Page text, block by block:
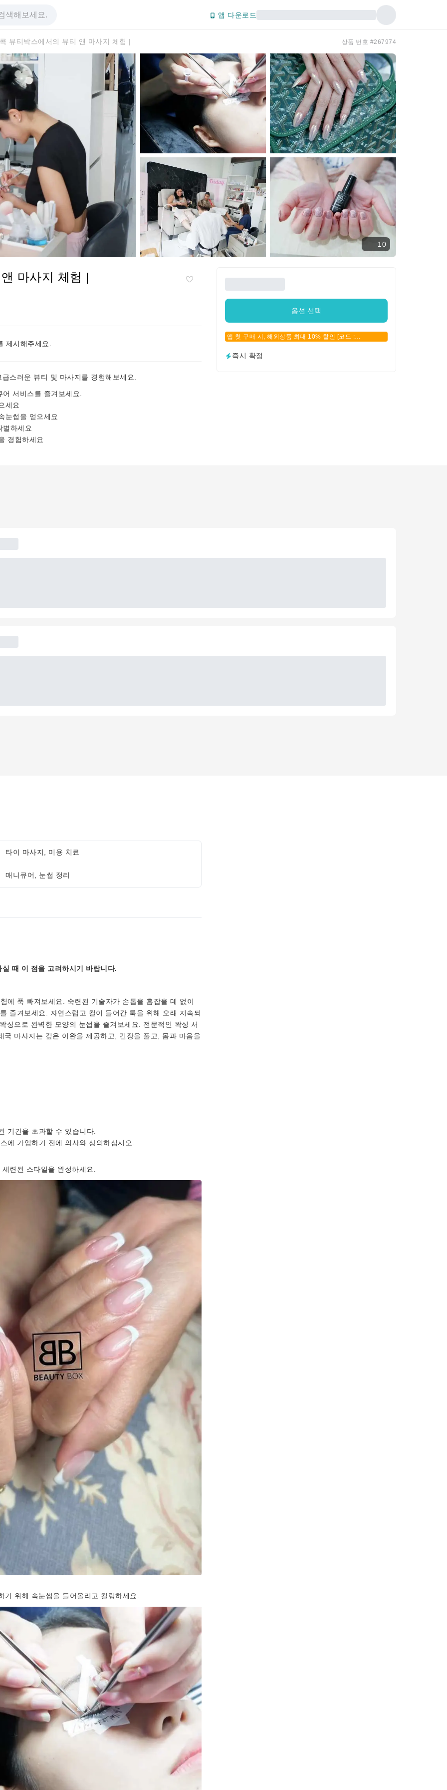
앱 다운로드
뷰티박스에서의 뷰티 앤 마사지 체험 | 상품 번호 #267974
10
마사지 체험 |
제시해주세요.
스러운 뷰티 및 마사지를 경험해보세요.
서비스를 즐겨보세요.
세요
눈썹을 얻으세요
별하세요
경험하세요
옵션 선택
앱 첫 구매 시, 해외상품 최대 10% 할인 [코드 :
즉시 확정
타이 마사지, 미용 치료
매니큐어, 눈썹 정리
때 이 점을 고려하시기 바랍니다.
에 푹 빠져보세요. 숙련된 기술자가 손톱을 흠잡을 데 없이
즐겨보세요. 자연스럽고 컬이 들어간 룩을 위해 오래 지속되
싱으로 완벽한 모양의 눈썹을 즐겨보세요. 전문적인 왁싱 서
마사지는 깊은 이완을 제공하고, 긴장을 풀고, 몸과 마음을
기간을 초과할 수 있습니다.
에 가입하기 전에 의사와 상의하십시오.
련된 스타일을 완성하세요.
기 위해 속눈썹을 들어올리고 컬링하세요.